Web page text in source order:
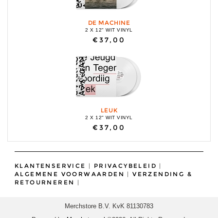
DE MACHINE
2 X 12" WIT VINYL
€37,00
LEUK
2 X 12" WIT VINYL
€37,00
KLANTENSERVICE | PRIVACYBELEID |
ALGEMENE VOORWAARDEN |VERZENDING &
RETOURNEREN
|
Merchstore B.V. KvK 81130783